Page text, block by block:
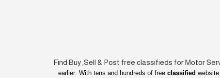
Find Buy ,Sell & Post free classifieds forMotor
earlier. With tens and hundreds of free classified